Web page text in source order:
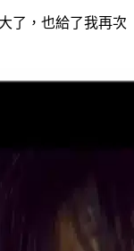
了，也給了我再次